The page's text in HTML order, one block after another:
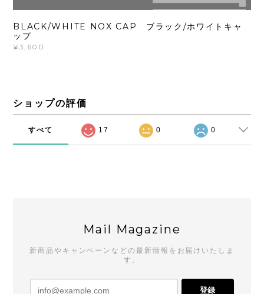
BLACK/WHITE NOX CAP ブラック/ホワイトキャ
ップ
¥3,600
ショップの評価
すべて 17 0 0
Mail Magazine
新商品やキャンペーンなどの最新情報をお届けいたしま
す。
登録